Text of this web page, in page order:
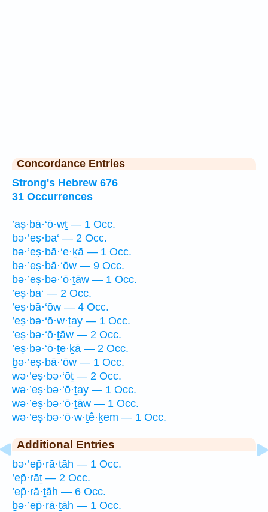
Concordance Entries
Strong's Hebrew 676
31 Occurrences
’aṣ·bā·‘ō·wṯ — 1 Occ.
bə·’eṣ·ba‘ — 2 Occ.
bə·’eṣ·bā·‘e·ḵā — 1 Occ.
bə·’eṣ·bā·‘ōw — 9 Occ.
bə·’eṣ·bə·‘ō·ṯāw — 1 Occ.
’eṣ·ba‘ — 2 Occ.
’eṣ·bā·‘ōw — 4 Occ.
’eṣ·bə·‘ō·w·ṯay — 1 Occ.
’eṣ·bə·‘ō·ṯāw — 2 Occ.
’eṣ·bə·‘ō·ṯe·ḵā — 2 Occ.
ḇə·’eṣ·bā·‘ōw — 1 Occ.
wə·’eṣ·bə·‘ōṯ — 2 Occ.
wə·’eṣ·bə·‘ō·ṯay — 1 Occ.
wə·’eṣ·bə·‘ō·ṯāw — 1 Occ.
wə·’eṣ·bə·‘ō·w·ṯê·ḵem — 1 Occ.
Additional Entries
bə·’ep̄·rā·ṯāh — 1 Occ.
’ep̄·rāṯ — 2 Occ.
’ep̄·rā·ṯāh — 6 Occ.
ḇə·’ep̄·rā·ṯāh — 1 Occ.